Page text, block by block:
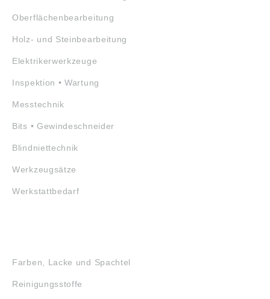
Oberflächenbearbeitung
Holz- und Steinbearbeitung
Elektrikerwerkzeuge
Inspektion • Wartung
Messtechnik
Bits • Gewindeschneider
Blindniettechnik
Werkzeugsätze
Werkstattbedarf
Farben, Lacke und Spachtel
Reinigungsstoffe